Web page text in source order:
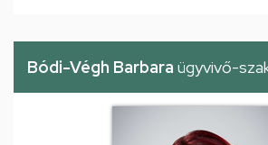
Bódi-Végh Barbara ügyvivő-